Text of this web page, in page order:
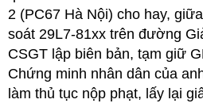
2 (PC67 Hà Nội) cho hay,
soát 29L7-81xx trên đường
CSGT lập biên bản, tạm giữ
Chứng minh nhân dân của
làm thủ tục nộp phạt, lấy lại